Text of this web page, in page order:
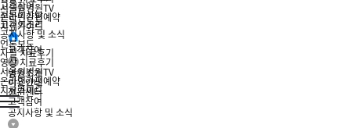
고객참여
전문의상담
고객의소리
공지사항 및 소식
언론보도
자필 치료후기
영상 치료후기
서울원병원TV
온라인간편예약
치료가이드
서울원병원TV
온라인간편예약
치료가이드
고객참여
병원소개
이용안내
전문센터
고객참여
공지사항 및 소식